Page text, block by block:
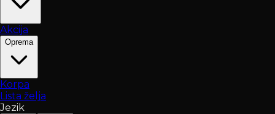
Akcija
Oprema
Korpa
Lista želja
Jezik